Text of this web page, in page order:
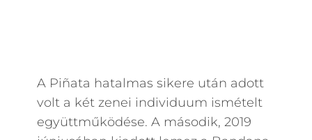
A Piñata hatalmas sikere után adott
volt a két zenei individuum ismételt
együttműködése. A második, 2019